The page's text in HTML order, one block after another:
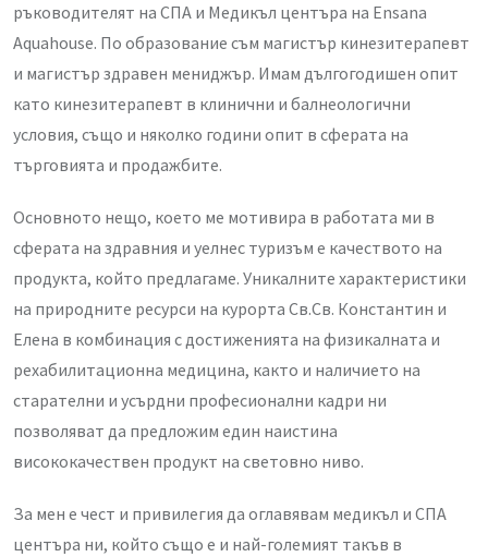
ръководителят на СПА и Медикъл центъра на Ensana
Aquahouse. По образование съм магистър кинезитерапевт
и магистър здравен мениджър. Имам дългогодишен опит
като кинезитерапевт в клинични и балнеологични
условия, също и няколко години опит в сферата на
търговията и продажбите.
Основното нещо, което ме мотивира в работата ми в
сферата на здравния и уелнес туризъм е качеството на
продукта, който предлагаме. Уникалните характеристики
на природните ресурси на курорта Св.Св. Константин и
Елена в комбинация с достиженията на физикалната и
рехабилитационна медицина, както и наличието на
старателни и усърдни професионални кадри ни
позволяват да предложим един наистина
висококачествен продукт на световно ниво.
За мен е чест и привилегия да оглавявам медикъл и СПА
центъра ни, който също е и най-големият такъв в